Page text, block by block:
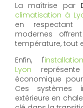
La maîtrise par
climatisation à
en respectant
modernes
température, tout
Enfin, l'
Lyon
économique
Ces systèmes
extérieure en